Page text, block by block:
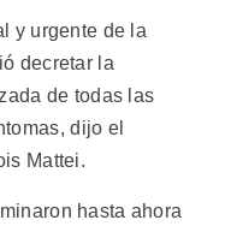
y urgente de la
decretar la
de todas las
dijo el
Mattei.
hasta ahora